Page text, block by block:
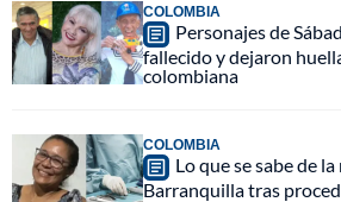
COLOMBIA
Personajes de
fallecido y dejaron
colombiana
COLOMBIA
Lo que se sabe de
Barranquilla tras